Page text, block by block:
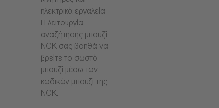
ηλεκτρικά εργαλεία.
Η λειτουργία
αναζήτησης μπουζί
NGK σας βοηθά να
βρείτε το σωστό
μπουζί μέσω των
κωδικών μπουζί της
NGK.